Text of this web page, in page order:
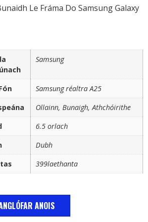
Le Fráma Do Samsung Galaxy
Samsung
Samsung réaltra A25
Ollainn, Bunaigh, Athchóirithe
6.5 orlach
Dubh
399laethanta
ANOIS